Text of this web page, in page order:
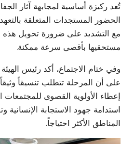
تُعد ركيزة أساسية لمجابهة آثار
الحضور المستجدات المتعلقة
مع التشديد على ضرورة تحويل
مستحقيها بأقصى سرعة ممكنة.
​وفي ختام الاجتماع، أكد رئيس
على أن المرحلة تتطلب تنسيقاً وثيقاً
إعطاء الأولوية القصوى
استدامة جهود الاستجابة
المناطق الأكثر احتياجاً.